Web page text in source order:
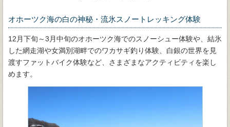
オホーツク海の白の神秘・流氷スノートレッキング体験
12月下旬～3月中旬のオホーツク海でのスノーシュー体験や、結氷
した網走湖や女満別湖畔でのワカサギ釣り体験、白銀の世界を見
渡すファットバイク体験など、さまざまなアクティビティを楽し
めます。